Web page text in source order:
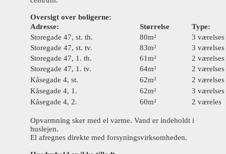
Oversigt over boligerne:
Adresse:
Størrelse
Type:
Storegade 47, st. th.
80m²
3 værelses
Storegade 47, st. tv.
83m²
3 værelses
Storegade 47, 1. th.
61m²
2 værelses
Storegade 47, 1. tv.
64m²
2 værelses
Kåsegade 4, st.
62m²
2 værelses
Kåsegade 4, 1.
62m²
3 værelses
Kåsegade 4, 2.
60m² 2 væreles
Opvarmning sker med el varme. Vand er indeholdt i
huslejen.
El afregnes direkte med forsyningsvirksomheden.